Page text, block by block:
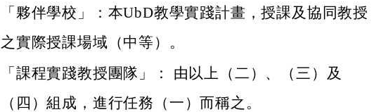
「夥伴學校」：本UbD教學實踐計畫，授課及協同教授
之實際授課場域（中等）。
「課程實踐教授團隊」： 由以上（二）、（三）及
（四）組成，進行任務（一）而稱之。